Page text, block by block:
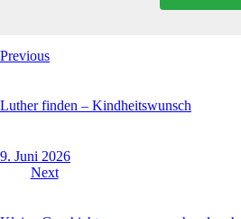
Beitragsnavigation
Previous
Luther finden – Kindheitswunsch
9. Juni 2026
Next